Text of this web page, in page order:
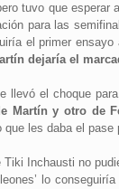
tuvo que esperar
para las
el primer
dejaría el
el choque
Martín y otro de
les daba el pase
Inchausti no
lo